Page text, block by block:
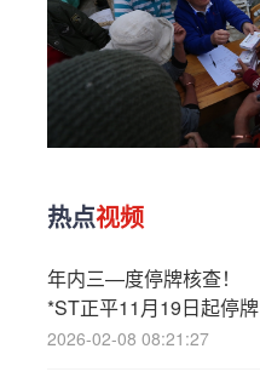
热点视频
年内三—度停牌核查！
*ST正平11月19日起停牌
2026-02-08 08:21:27